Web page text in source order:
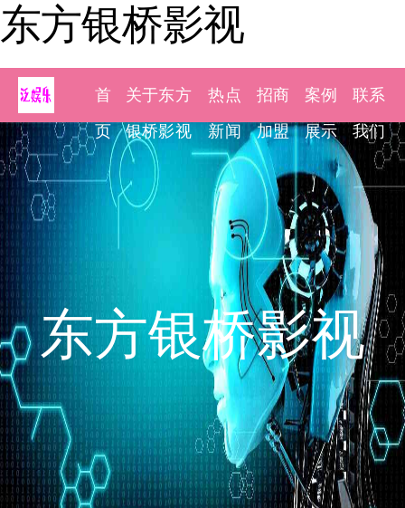
东方银桥影视
首
页
关于东方
银桥影视
热点
新闻
招商
加盟
案例
展示
联系
我们
东方银桥影视